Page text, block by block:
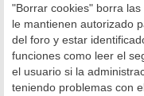
"Borrar cookies" borra
le mantienen autorizado
del foro y estar
funciones como leer el
el usuario si la
teniendo problemas con